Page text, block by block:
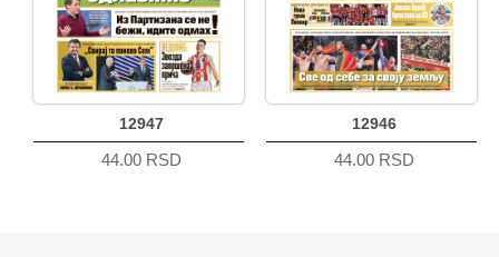
12947
44.00 RSD
12946
44.00 RSD